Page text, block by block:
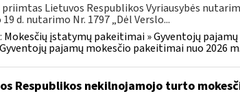
Lietuvos Respublikos Vyriausybės
d. nutarimo Nr. 1797 „Dėl Verslo...
Mokesčių įstatymų pakeitimai » Gyventojų
pajamų mokesčio pakeitimai nuo 2026 m.
Respublikos nekilnojamojo turto